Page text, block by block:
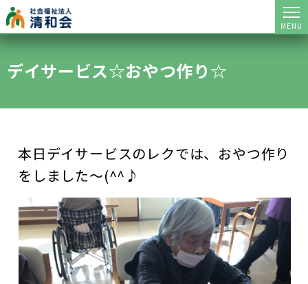
MENU
デイサービス☆おやつ作り☆
本日デイサービスのレクでは、おやつ作り
をしました～(^^♪